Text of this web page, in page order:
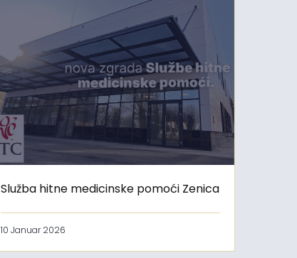
Služba hitne medicinske pomoći Zenica
10 Januar 2026